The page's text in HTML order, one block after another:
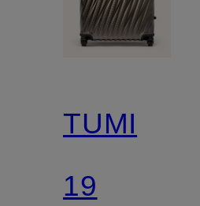
TUMI
19